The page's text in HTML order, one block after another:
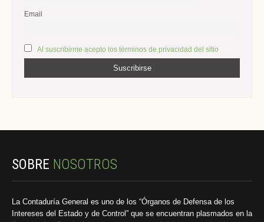
Email
Al suscribirme acepto los términos de privacidad del sitio
SOBRE NOSOTROS
La Contaduría General es uno de los “Órganos de Defensa de los
Intereses del Estado y de Control” que se encuentran plasmados en la